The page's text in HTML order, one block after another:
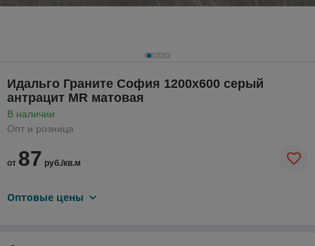
Идальго Граните София 1200х600 серый
антрацит MR матовая
В наличии
Опт и розница
от 87 руб./кв.м
Оптовые цены